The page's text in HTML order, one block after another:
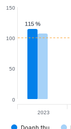
115 %
115 %
0
50
100
150
2023